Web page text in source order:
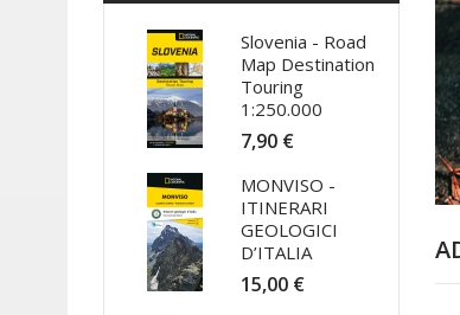
Slovenia - Road
Map Destination
Touring
1:250.000
7,90 €
MONVISO -
ITINERARI
GEOLOGICI
D’ITALIA
15,00 €